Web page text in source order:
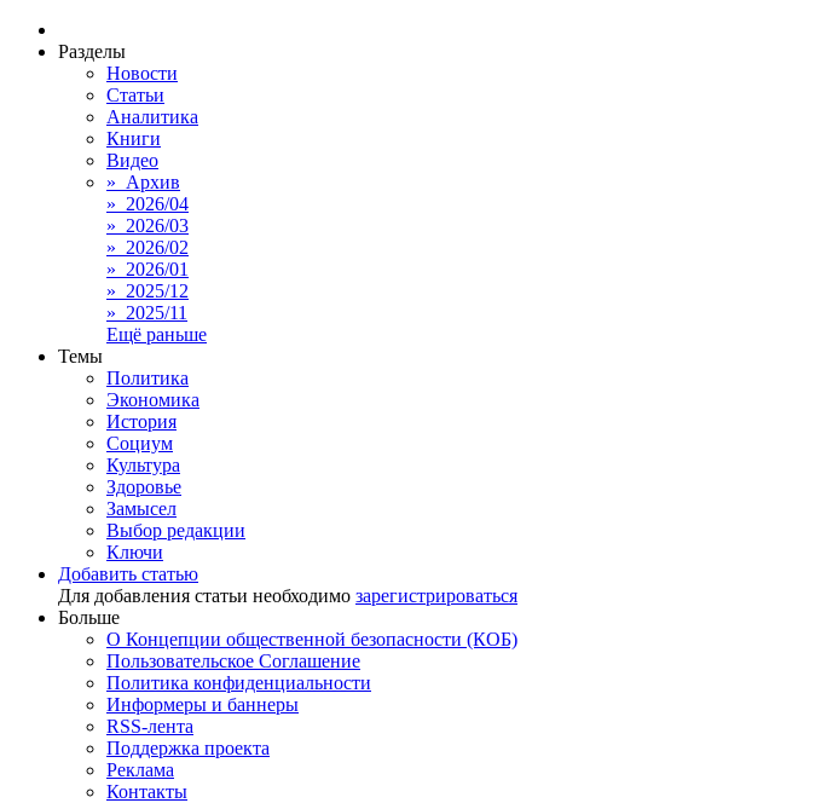
Разделы
Новости
Статьи
Аналитика
Книги
Видео
» Архив
» 2026/04
» 2026/03
» 2026/02
» 2026/01
» 2025/12
» 2025/11
Ещё раньше
Темы
Политика
Экономика
История
Социум
Культура
Здоровье
Замысел
Выбор редакции
Ключи
Добавить статью
Для добавления статьи необходимо зарегистрироваться
Больше
О Концепции общественной безопасности (КОБ)
Пользовательское Соглашение
Политика конфиденциальности
Информеры и баннеры
RSS-лента
Поддержка проекта
Реклама
Контакты